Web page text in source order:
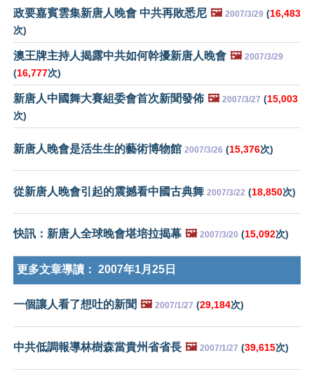
政要嘉賓雲集新唐人晚會 中共再敗悉尼 🖼️ 2007/3/29 (16,483
次)
澳王牌主持人揭露中共如何幹擾新唐人晚會 🖼️ 2007/3/29
(16,777次)
新唐人中國舞大賽組委會首次新聞發佈 🖼️ 2007/3/27 (15,003
次)
新唐人晚會是活生生的藝術博物館 2007/3/26 (15,376次)
從新唐人晚會引起的震撼看中國古典舞 2007/3/22 (18,850次)
快訊：新唐人全球晚會堪培拉揭幕 🖼️ 2007/3/20 (15,092次)
更多文章導讀： 2007年1月25日
一個讓人看了想吐的新聞 🖼️ 2007/1/27 (29,184次)
中共低調報導林樹森當貴州省省長 🖼️ 2007/1/27 (39,615次)